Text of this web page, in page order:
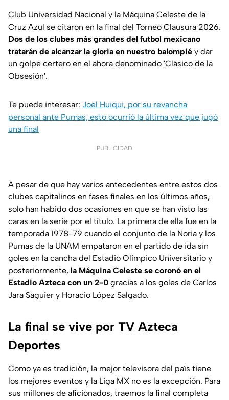
Club Universidad Nacional y la Máquina Celeste de la
Cruz Azul se citaron en la final del Torneo Clausura 2026.
Dos de los clubes más grandes del futbol mexicano
tratarán de alcanzar la gloria en nuestro balompié y dar
un golpe certero en el ahora denominado 'Clásico de la
Obsesión'.
Te puede interesar: Joel Huiqui, por su revancha
personal ante Pumas; esto ocurrió la última vez que jugó
una final
PUBLICIDAD
A pesar de que hay varios antecedentes entre estos dos
clubes capitalinos en fases finales en los últimos años,
solo han habido dos ocasiones en que se han visto las
caras en la serie por el título. La primera de ella fue en la
temporada 1978-79 cuando el conjunto de la Noria y los
Pumas de la UNAM empataron en el partido de ida sin
goles en la cancha del Estadio Olímpico Universitario y
posteriormente, la Máquina Celeste se coronó en el
Estadio Azteca con un 2-0 gracias a los goles de Carlos
Jara Saguier y Horacio López Salgado.
La final se vive por TV Azteca
Deportes
Como ya es tradición, la mejor televisora del país tiene
los mejores eventos y la Liga MX no es la excepción. Para
sus millones de aficionados, traemos la final completa